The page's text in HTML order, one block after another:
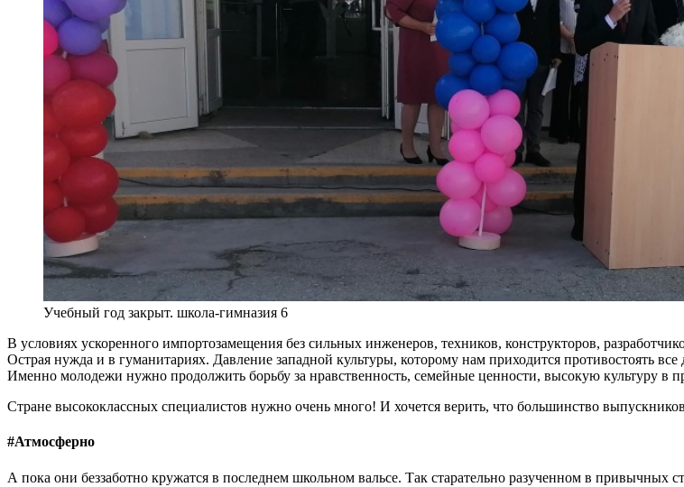
Учебный год закрыт. школа-гимназия 6
В условиях ускоренного импортозамещения без сильных инженеров, техников, конструкторов,
Острая нужда и в гуманитариях. Давление западной культуры, которому нам приходится противостоять
Именно молодежи нужно продолжить борьбу за нравственность, семейные ценности, высокую культуру в
Стране высококлассных специалистов нужно очень много! И хочется верить, что большинство
#Атмосферно
А пока они беззаботно кружатся в последнем школьном вальсе. Так старательно разученном в привычных